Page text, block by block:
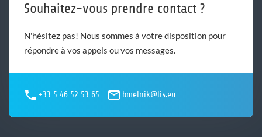
Souhaitez-vous prendre contact ?
N'hésitez pas! Nous sommes à votre disposition pour
répondre à vos appels ou vos messages.
+33 5 46 52 53 65 bmelnik@lis.eu